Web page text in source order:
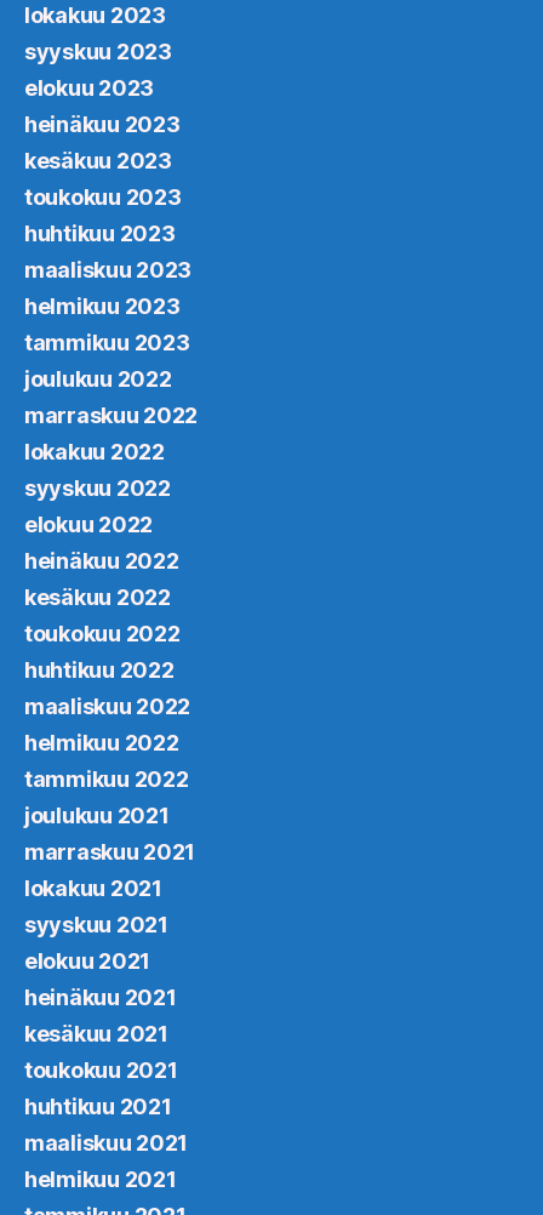
lokakuu 2023
syyskuu 2023
elokuu 2023
heinäkuu 2023
kesäkuu 2023
toukokuu 2023
huhtikuu 2023
maaliskuu 2023
helmikuu 2023
tammikuu 2023
joulukuu 2022
marraskuu 2022
lokakuu 2022
syyskuu 2022
elokuu 2022
heinäkuu 2022
kesäkuu 2022
toukokuu 2022
huhtikuu 2022
maaliskuu 2022
helmikuu 2022
tammikuu 2022
joulukuu 2021
marraskuu 2021
lokakuu 2021
syyskuu 2021
elokuu 2021
heinäkuu 2021
kesäkuu 2021
toukokuu 2021
huhtikuu 2021
maaliskuu 2021
helmikuu 2021